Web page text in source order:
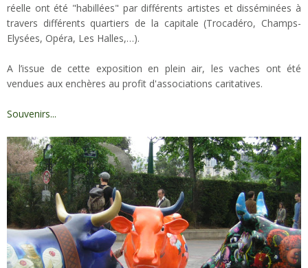
réelle ont été "habillées" par différents artistes et disséminées à
travers différents quartiers de la capitale (Trocadéro, Champs-
Elysées, Opéra, Les Halles,…).
A l’issue de cette exposition en plein air, les vaches ont été
vendues aux enchères au profit d'associations caritatives.
Souvenirs...